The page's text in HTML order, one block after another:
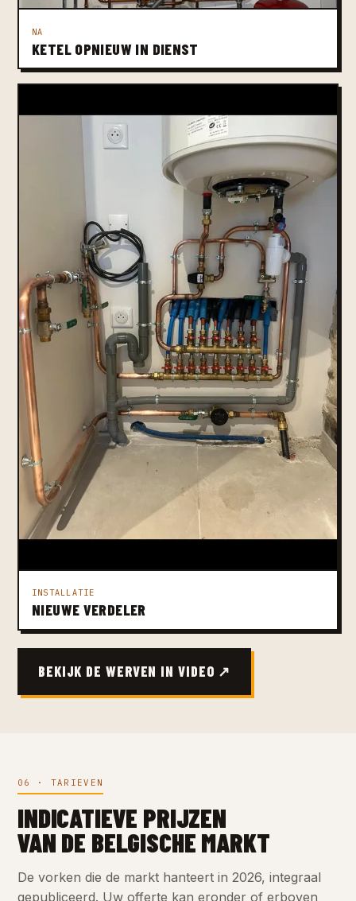
NA
KETEL OPNIEUW IN DIENST
INSTALLATIE
NIEUWE VERDELER
BEKIJK DE WERVEN IN VIDEO ↗
06 · TARIEVEN
INDICATIEVE PRIJZEN
VAN DE BELGISCHE MARKT
De vorken die de markt hanteert in 2026, integraal
gepubliceerd. Uw offerte kan eronder of erboven